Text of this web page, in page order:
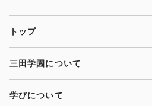
トップ
三田学園について
学びについて